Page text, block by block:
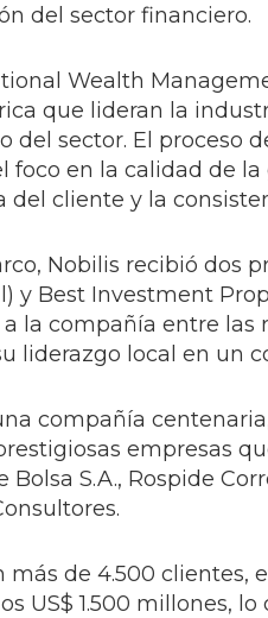
del sector financiero.
Wealth
que lideran la
del sector. El proceso
foco en la calidad de la
del cliente y la
Nobilis recibió dos
y Best Investment
la compañía entre
liderazgo local en un
compañía
empresas
Bolsa S.A., Rospide
más de 4.500 clientes,
US$ 1.500 millones,